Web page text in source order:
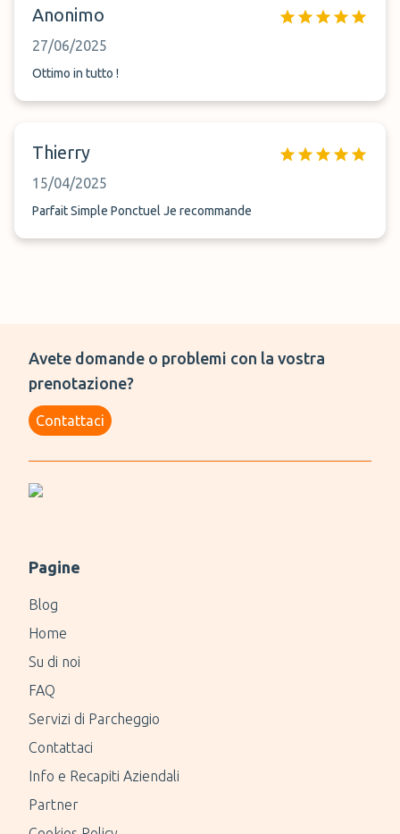
Anonimo
27/06/2025
Ottimo in tutto !
Thierry
15/04/2025
Parfait Simple Ponctuel Je recommande
Avete domande o problemi con la vostra
prenotazione?
Contattaci
Pagine
Blog
Home
Su di noi
FAQ
Servizi di Parcheggio
Contattaci
Info e Recapiti Aziendali
Partner